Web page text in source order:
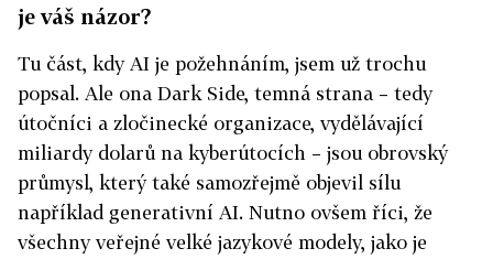
je váš názor?
Tu část, kdy AI je požehnáním, jsem už trochu
popsal. Ale ona Dark Side, temná strana – tedy
útočníci a zločinecké organizace, vydělávající
miliardy dolarů na kyberútocích – jsou obrovský
průmysl, který také samozřejmě objevil sílu
například generativní AI. Nutno ovšem říci, že
všechny veřejné velké jazykové modely, jako je